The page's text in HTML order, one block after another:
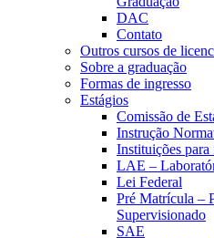
DAC
Contato
Outros cursos de
Sobre a graduação
Formas de ingresso
Estágios
Comissão de
Instrução
Instituições para
LAE –
Lei Federal
Pré Matrícula –
Supervisionado
SAE